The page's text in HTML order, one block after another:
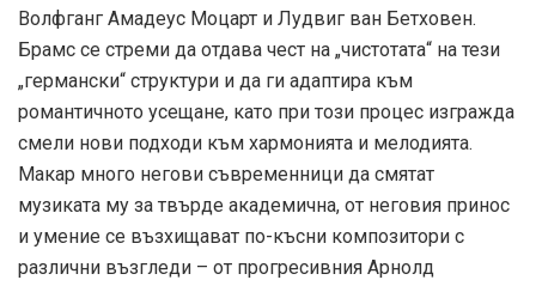
Волфганг Амадеус Моцарт и Лудвиг ван Бетховен.
Брамс се стреми да отдава чест на „чистотата“ на тези
„германски“ структури и да ги адаптира към
романтичното усещане, като при този процес изгражда
смели нови подходи към хармонията и мелодията.
Макар много негови съвременници да смятат
музиката му за твърде академична, от неговия принос
и умение се възхищават по-късни композитори с
различни възгледи – от прогресивния Арнолд